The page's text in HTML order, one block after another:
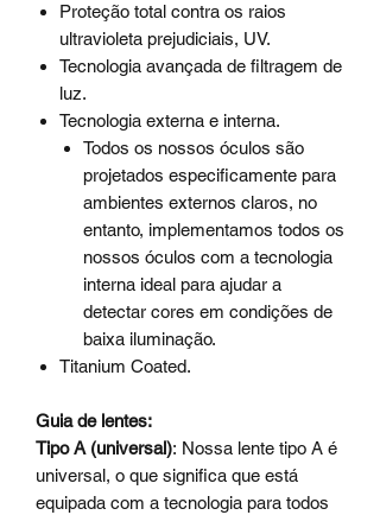
Proteção total contra os raios
ultravioleta prejudiciais, UV.
Tecnologia avançada de filtragem de
luz.
Tecnologia externa e interna.
Todos os nossos óculos são
projetados especificamente para
ambientes externos claros, no
entanto, implementamos todos os
nossos óculos com a tecnologia
interna ideal para ajudar a
detectar cores em condições de
baixa iluminação.
Titanium Coated.
Guia de lentes:
Tipo A (universal): Nossa lente tipo A é
universal, o que significa que está
equipada com a tecnologia para todos